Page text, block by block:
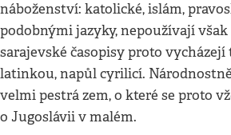
náboženství: katolické, islám,
podobnými jazyky, nepoužívají
sarajevské časopisy proto
latinkou, napůl cyrilicí.
velmi pestrá zem, o které se proto
o Jugoslávii v malém.